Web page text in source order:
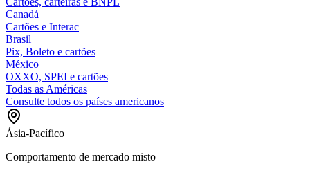
Canadá
Cartões e Interac
Brasil
Pix, Boleto e cartões
México
OXXO, SPEI e cartões
Todas as Américas
Consulte todos os países americanos
Ásia-Pacífico
Comportamento de mercado misto